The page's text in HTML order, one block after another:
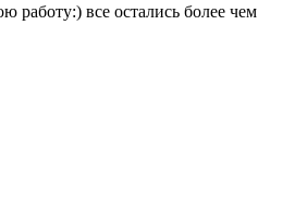
работу:) все остались более чем